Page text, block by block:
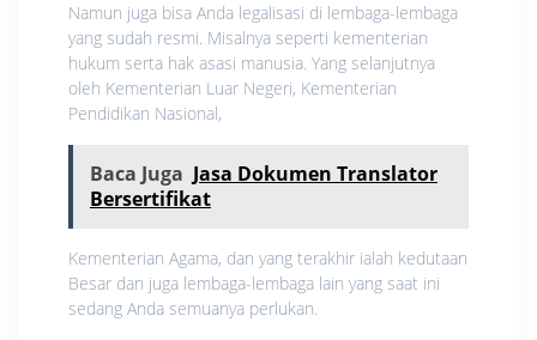
Namun juga bisa Anda legalisasi di lembaga-lembaga
yang sudah resmi. Misalnya seperti kementerian
hukum serta hak asasi manusia. Yang selanjutnya
oleh Kementerian Luar Negeri, Kementerian
Pendidikan Nasional,
Baca Juga Jasa Dokumen Translator
Bersertifikat
Kementerian Agama, dan yang terakhir ialah kedutaan
Besar dan juga lembaga-lembaga lain yang saat ini
sedang Anda semuanya perlukan.